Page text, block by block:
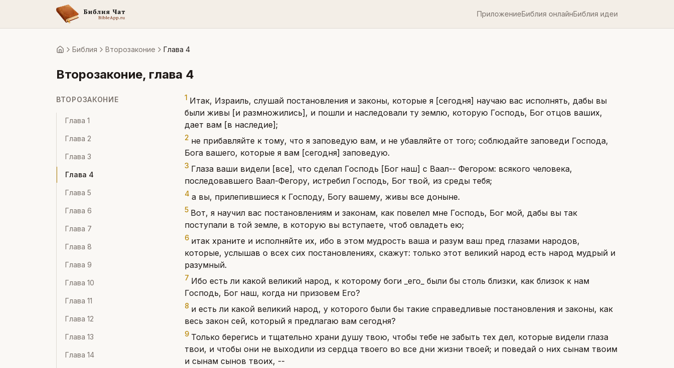
ПриложениеБиблия онлайнБиблия идеи
ГлавнаяБиблия Второзаконие Глава 4
Второзаконие, глава 4
ВТОРОЗАКОНИЕ
Глава 1
Глава 2
Глава 3
Глава 4
Глава 5
Глава 6
Глава 7
Глава 8
Глава 9
Глава 10
Глава 11
Глава 12
Глава 13
Глава 14
1 Итак, Израиль, слушай постановления и законы, которые я [сегодня] научаю вас исполнять, дабы вы
были живы [и размножились], и пошли и наследовали ту землю, которую Господь, Бог отцов ваших,
дает вам [в наследие];
2 не прибавляйте к тому, что я заповедую вам, и не убавляйте от того; соблюдайте заповеди Господа,
Бога вашего, которые я вам [сегодня] заповедую.
3 Глаза ваши видели [все], что сделал Господь [Бог наш] с Ваал-- Фегором: всякого человека,
последовавшего Ваал-Фегору, истребил Господь, Бог твой, из среды тебя;
4 а вы, прилепившиеся к Господу, Богу вашему, живы все доныне.
5 Вот, я научил вас постановлениям и законам, как повелел мне Господь, Бог мой, дабы вы так
поступали в той земле, в которую вы вступаете, чтоб овладеть ею;
6 итак храните и исполняйте их, ибо в этом мудрость ваша и разум ваш пред глазами народов,
которые, услышав о всех сих постановлениях, скажут: только этот великий народ есть народ мудрый и
разумный.
7 Ибо есть ли какой великий народ, к которому боги _его_ были бы столь близки, как близок к нам
Господь, Бог наш, когда ни призовем Его?
8 и есть ли какой великий народ, у которого были бы такие справедливые постановления и законы, как
весь закон сей, который я предлагаю вам сегодня?
9 Только берегись и тщательно храни душу твою, чтобы тебе не забыть тех дел, которые видели глаза
твои, и чтобы они не выходили из сердца твоего во все дни жизни твоей; и поведай о них сынам твоим
и сынам сынов твоих, --